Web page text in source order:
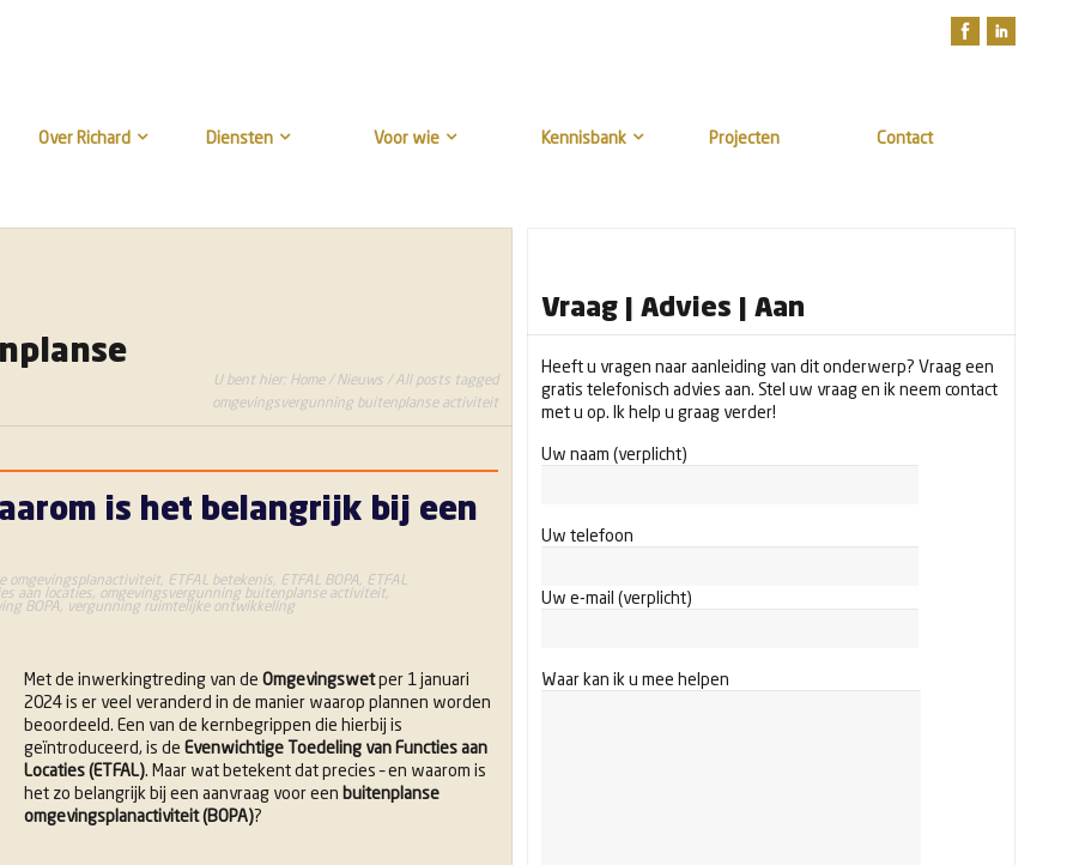
Over Richard Diensten Voor wie Kennisbank Projecten Contact
U bent hier: Home/Nieuws / All posts tagged
omgevingsvergunning buitenplanse activiteit
is het belangrijk bij een
omgevingsplanactiviteit, ETFAL betekenis, ETFAL BOPA, ETFAL
aan locaties, omgevingsvergunning buitenplanse activiteit,
BOPA, vergunning ruimtelijke ontwikkeling
Met de inwerkingtreding van de Omgevingswetper 1 januari
2024 is er veel veranderd in de manier waarop plannen worden
beoordeeld. Een van de kernbegrippen die hierbij is
geïntroduceerd, is de Evenwichtige Toedeling van Functies aan
Locaties (ETFAL). Maar wat betekent dat precies – en waarom is
het zo belangrijk bij een aanvraag voor een buitenplanse
omgevingsplanactiviteit (BOPA)?
Vraag | Advies | Aan
Heeft u vragen naar aanleiding van dit onderwerp? Vraag een
gratis telefonisch advies aan. Stel uw vraag en ik neem contact
met u op. Ik help u graag verder!
Uw naam (verplicht)
Uw telefoon
Uw e-mail (verplicht)
Waar kan ik u mee helpen